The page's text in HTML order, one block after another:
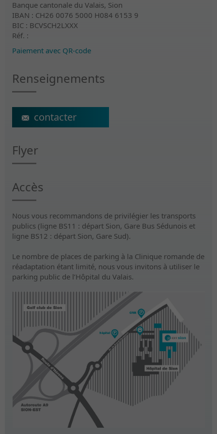
Banque cantonale du Valais, Sion
IBAN : CH26 0076 5000 H084 6153 9
BIC : BCVSCH2LXXX
Réf. :
Paiement avec QR-code
Renseignements
ecs@crr-suva.ch
Flyer
Accès
Nous vous recommandons de privilégier les transports
publics (ligne BS11 : départ Sion, Gare Bus Sédunois et
ligne BS12 : départ Sion, Gare Sud).
Le nombre de places de parking à la Clinique romande de
réadaptation étant limité, nous vous invitons à utiliser le
parking public de l’Hôpital du Valais.